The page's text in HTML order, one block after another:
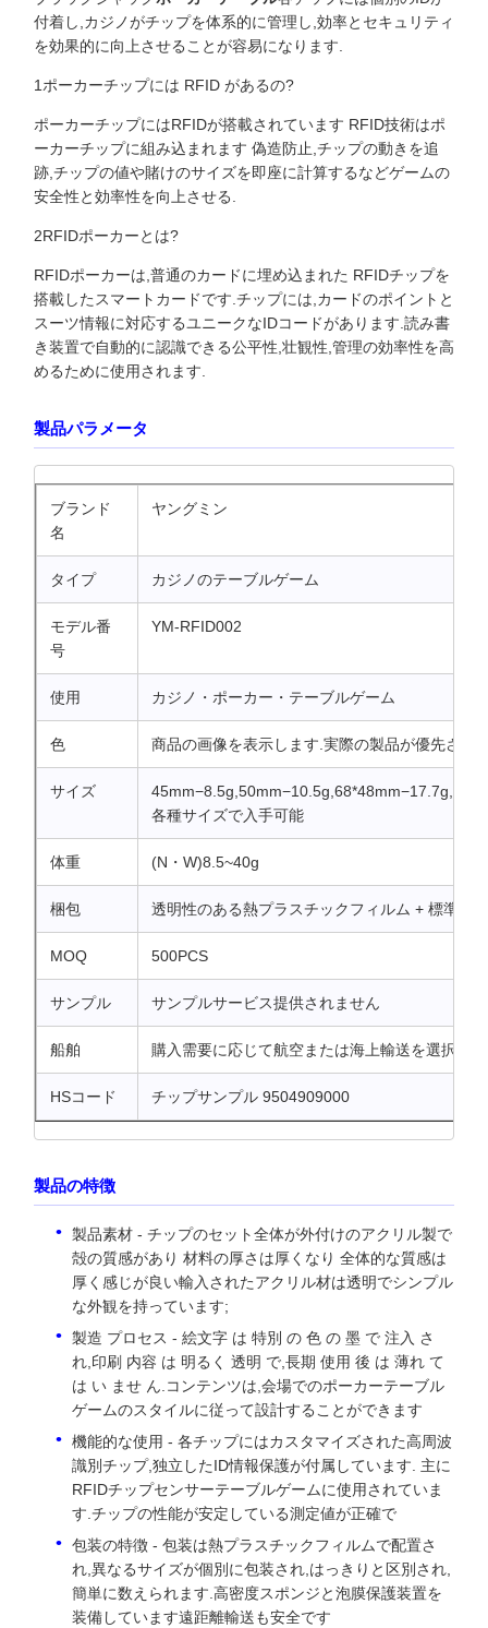
付着し,カジノがチップを体系的に管理し,効率とセキュリティ
を効果的に向上させることが容易になります.
1ポーカーチップには RFID があるの?
ポーカーチップにはRFIDが搭載されています RFID技術はポ
ーカーチップに組み込まれます 偽造防止,チップの動きを追
跡,チップの値や賭けのサイズを即座に計算するなどゲームの
安全性と効率性を向上させる.
2RFIDポーカーとは?
RFIDポーカーは,普通のカードに埋め込まれた RFIDチップを
搭載したスマートカードです.チップには,カードのポイントと
スーツ情報に対応するユニークなIDコードがあります.読み書
き装置で自動的に認識できる公平性,壮観性,管理の効率性を高
めるために使用されます.
製品パラメータ
ブランド
名
ヤングミン
タイプ カジノのテーブルゲーム
モデル番
号
YM-RFID002
使用 カジノ・ポーカー・テーブルゲーム
色 商品の画像を表示します.実際の製品が優先され
サイズ
各種サイズで入手可能
体重 (N・W)8.5~40g
梱包 透明性のある熱プラスチックフィルム + 標準的
MOQ 500PCS
サンプル サンプルサービス提供されません
船舶 購入需要に応じて航空または海上輸送を選択
HSコード チップサンプル 9504909000
製品の特徴
製品素材 - チップのセット全体が外付けのアクリル製で
殻の質感があり 材料の厚さは厚くなり 全体的な質感は
厚く感じが良い輸入されたアクリル材は透明でシンプル
な外観を持っています;
製造 プロセス - 絵文字 は 特別 の 色 の 墨 で 注入 さ
れ,印刷 内容 は 明るく 透明 で,長期 使用 後 は 薄れ て
は い ませ ん.コンテンツは,会場でのポーカーテーブル
ゲームのスタイルに従って設計することができます
機能的な使用 - 各チップにはカスタマイズされた高周波
識別チップ,独立したID情報保護が付属しています. 主に
RFIDチップセンサーテーブルゲームに使用されていま
す.チップの性能が安定している測定値が正確で
包装の特徴 - 包装は熱プラスチックフィルムで配置さ
れ,異なるサイズが個別に包装され,はっきりと区別され,
簡単に数えられます.高密度スポンジと泡膜保護装置を
装備しています遠距離輸送も安全です